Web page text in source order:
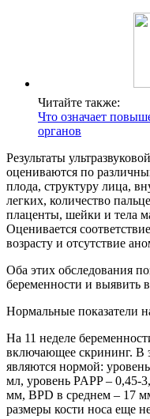
Читайте также:
Что означает
органов
Результаты
оцениваются по
плода, структуру лица,
легких, количество
плаценты, шейки и тела
Оценивается
возрасту и отсутствие
Оба этих обследования
беременности и выявить
Нормальные показатели
На 11 неделе
включающее скрининг. В
являются нормой:
мл, уровень PAPP –
мм, BPD в среднем – 17
размеры кости носа еще